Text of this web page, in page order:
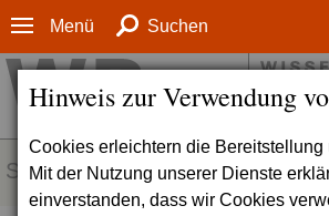
Hinweis zur Verwendung
Cookies erleichtern die Bereitstellung
Mit der Nutzung unserer Dienste
einverstanden, dass wir Cookies
Menü Suchen
SERVICE